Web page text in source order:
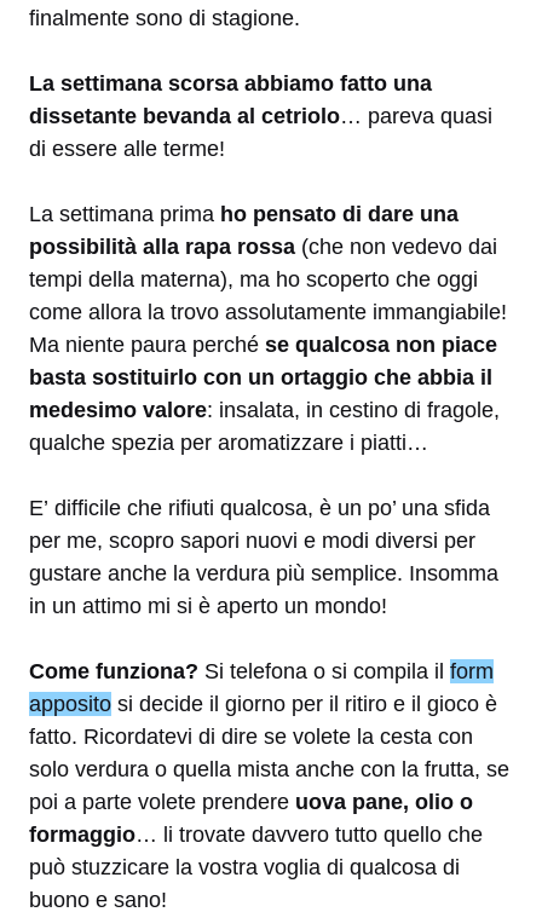
finalmente sono di stagione.
La settimana scorsa abbiamo fatto una
dissetante bevanda al cetriolo… pareva quasi
di essere alle terme!
La settimana prima ho pensato di dare una
possibilità alla rapa rossa (che non vedevo dai
tempi della materna), ma ho scoperto che oggi
come allora la trovo assolutamente immangiabile!
Ma niente paura perché se qualcosa non piace
basta sostituirlo con un ortaggio che abbia il
medesimo valore: insalata, in cestino di fragole,
qualche spezia per aromatizzare i piatti…
E’ difficile che rifiuti qualcosa, è un po’ una sfida
per me, scopro sapori nuovi e modi diversi per
gustare anche la verdura più semplice. Insomma
in un attimo mi si è aperto un mondo!
Come funziona? Si telefona o si compila il form
apposito si decide il giorno per il ritiro e il gioco è
fatto. Ricordatevi di dire se volete la cesta con
solo verdura o quella mista anche con la frutta, se
poi a parte volete prendere uova pane, olio o
formaggio… li trovate davvero tutto quello che
può stuzzicare la vostra voglia di qualcosa di
buono e sano!